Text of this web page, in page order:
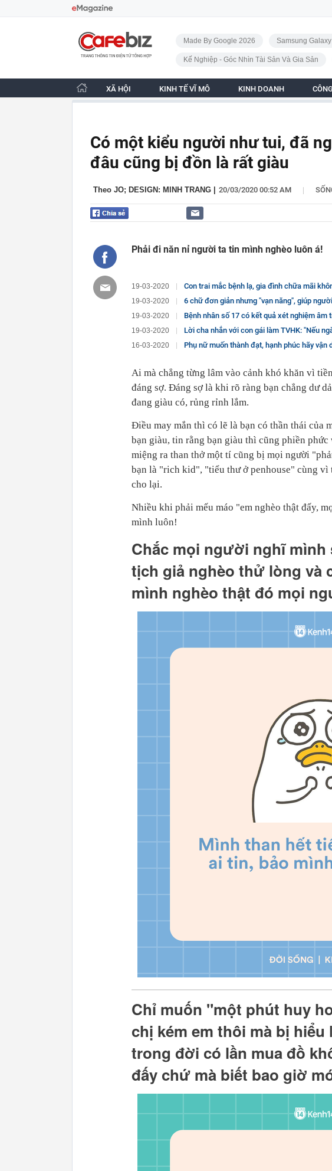
CafeBiz - Trang chủ
Made By Google 2026 Samsung
Kế Nghiệp - Góc Nhìn Tài Sản Và Gia Sản
XÃ HỘI KINH TẾ VĨ MÔ KINH DOANH
Có một kiểu người như tui, đã
đâu cũng bị đồn là rất giàu
Theo JO; DESIGN: MINH TRANG 20/03/2020 00:52 AM |
Phải đi năn nỉ người ta tin mình nghèo luôn á!
19-03-2020 Con trai mắc bệnh lạ, gia đình chữa mãi
19-03-2020 6 chữ đơn giản nhưng "vạn năng", giúp người
19-03-2020 Bệnh nhân số 17 có kết quả xét nghiệm âm
19-03-2020 Lời cha nhắn với con gái làm TVHK: "Nếu ngày mai, con phải bay
16-03-2020 Phụ nữ muốn thành đạt, hạnh phúc hãy
Ai mà chẳng từng lâm vào cảnh khó khăn vì
đáng sợ. Đáng sợ là khi rõ ràng bạn chẳng dư
đang giàu có, rủng rỉnh lắm.
Điều may mắn thì có lẽ là bạn có thần thái của
bạn giàu, tin rằng bạn giàu thì cũng phiền
miệng ra than thở một tí cũng bị mọi người
bạn là "rich kid", "tiểu thư ở penhouse" cùng
cho lại.
Nhiều khi phải mếu máo "em nghèo thật đấy,
mình luôn!
Chắc mọi người nghĩ
tịch giả nghèo thử lòng và
mình nghèo thật đó mọi
Chỉ muốn "một phút huy
chị kém em thôi mà bị
trong đời có lần mua đồ
đấy chứ mà biết bao giờ